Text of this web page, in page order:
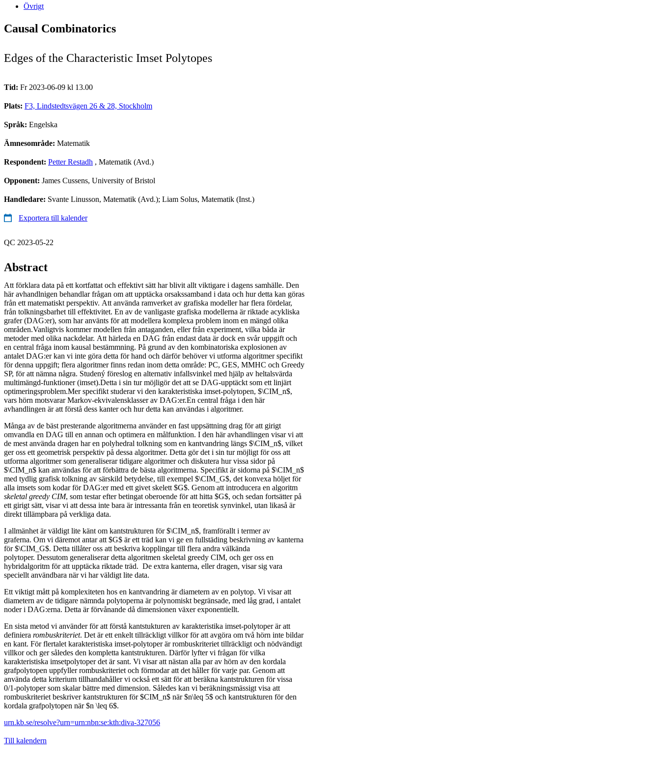
Övrigt
Causal Combinatorics
Edges of the Characteristic Imset Polytopes
Tid: Fr 2023-06-09 kl 13.00
Plats: F3, Lindstedtsvägen 26 & 28, Stockholm
Språk: Engelska
Ämnesområde: Matematik
Respondent: Petter Restadh , Matematik (Avd.)
Opponent: James Cussens, University of Bristol
Handledare: Svante Linusson, Matematik (Avd.); Liam Solus, Matematik (Inst.)
Exportera till kalender
QC 2023-05-22
Abstract
Att förklara data på ett kortfattat och effektivt sätt har blivit allt viktigare i dagens samhälle. Den
här avhandlnigen behandlar frågan om att upptäcka orsakssamband i data och hur detta kan göras
från ett matematiskt perspektiv. Att använda ramverket av grafiska modeller har flera fördelar,
från tolkningsbarhet till effektivitet. En av de vanligaste grafiska modellerna är riktade acykliska
grafer (DAG:er), som har använts för att modellera komplexa problem inom en mängd olika
områden.Vanligtvis kommer modellen från antaganden, eller från experiment, vilka båda är
metoder med olika nackdelar. Att härleda en DAG från endast data är dock en svår uppgift och
en central fråga inom kausal bestämmning. På grund av den kombinatoriska explosionen av
antalet DAG:er kan vi inte göra detta för hand och därför behöver vi utforma algoritmer specifikt
för denna uppgift; flera algoritmer finns redan inom detta område: PC, GES, MMHC och Greedy
SP, för att nämna några. Studený föreslog en alternativ infallsvinkel med hjälp av heltalsvärda
multimängd-funktioner (imset).Detta i sin tur möjligör det att se DAG-upptäckt som ett linjärt
optimeringsproblem.Mer specifikt studerar vi den karakteristiska imset-polytopen, $\CIM_n$,
vars hörn motsvarar Markov-ekvivalensklasser av DAG:er.En central fråga i den här
avhandlingen är att förstå dess kanter och hur detta kan användas i algoritmer.
Många av de bäst presterande algoritmerna använder en fast uppsättning drag för att girigt
omvandla en DAG till en annan och optimera en målfunktion. I den här avhandlingen visar vi att
de mest använda dragen har en polyhedral tolkning som en kantvandring längs $\CIM_n$, vilket
ger oss ett geometrisk perspektiv på dessa algoritmer. Detta gör det i sin tur möjligt för oss att
utforma algoritmer som generaliserar tidigare algoritmer och diskutera hur vissa sidor på
$\CIM_n$ kan användas för att förbättra de bästa algoritmerna. Specifikt är sidorna på $\CIM_n$
med tydlig grafisk tolkning av särskild betydelse, till exempel $\CIM_G$, det konvexa höljet för
alla imsets som kodar för DAG:er med ett givet skelett $G$. Genom att introducera en algoritm
skeletal greedy CIM, som testar efter betingat oberoende för att hitta $G$, och sedan fortsätter på
ett girigt sätt, visar vi att dessa inte bara är intressanta från en teoretisk synvinkel, utan likaså är
direkt tillämpbara på verkliga data.
I allmänhet är väldigt lite känt om kantstrukturen för $\CIM_n$, framförallt i termer av
graferna. Om vi däremot antar att $G$ är ett träd kan vi ge en fullstäding beskrivning av kanterna
för $\CIM_G$. Detta tillåter oss att beskriva kopplingar till flera andra välkända
polytoper. Dessutom generaliserar detta algoritmen skeletal greedy CIM, och ger oss en
hybridalgoritm för att upptäcka riktade träd. De extra kanterna, eller dragen, visar sig vara
speciellt användbara när vi har väldigt lite data.
Ett viktigt mått på komplexiteten hos en kantvandring är diametern av en polytop. Vi visar att
diametern av de tidigare nämnda polytoperna är polynomiskt begränsade, med låg grad, i antalet
noder i DAG:erna. Detta är förvånande då dimensionen växer exponentiellt.
En sista metod vi använder för att förstå kantstukturen av karakteristika imset-polytoper är att
definiera rombuskriteriet. Det är ett enkelt tillräckligt villkor för att avgöra om två hörn inte bildar
en kant. För flertalet karakteristiska imset-polytoper är rombuskriteriet tillräckligt och nödvändigt
villkor och ger således den kompletta kantstrukturen. Därför lyfter vi frågan för vilka
karakteristiska imsetpolytoper det är sant. Vi visar att nästan alla par av hörn av den kordala
grafpolytopen uppfyller rombuskriteriet och förmodar att det håller för varje par. Genom att
använda detta kriterium tillhandahåller vi också ett sätt för att beräkna kantstrukturen för vissa
0/1-polytoper som skalar bättre med dimension. Således kan vi beräkningsmässigt visa att
rombuskriteriet beskriver kantstrukturen för $CIM_n$ när $n\leq 5$ och kantstrukturen för den
kordala grafpolytopen när $n \leq 6$.
urn.kb.se/resolve?urn=urn:nbn:se:kth:diva-327056
Till kalendern